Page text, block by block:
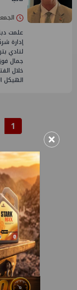
الجمعة 24/أكتوبر/
علمت
إدارة
لنادي
جمال
خلال
الهيكل
1
×